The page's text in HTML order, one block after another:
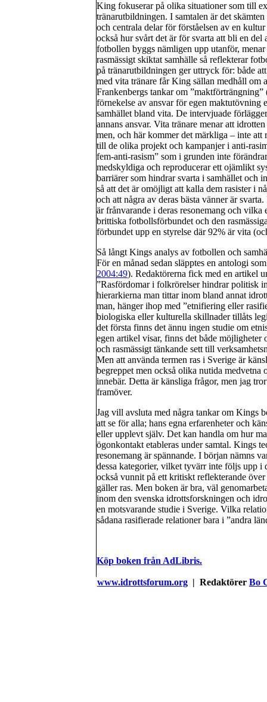
King fokuserar på olika situationer som till
tränarutbildningen. I samtalen är det
och centrala delar för förståelsen av en
också hur svårt det är för svarta att bli en
fotbollen byggs nämligen upp utanför,
rasmässigt skiktat samhälle så reflekterar
på tränarutbildningen ger uttryck för: både
med vita tränare får King sällan medhåll om
Frankenbergs tankar om
förnekelse av ansvar för egen maktutövning
samhället bland vita. De intervjuade
annans ansvar. Vita tränare menar att
men, och här kommer det märkliga – inte
till de olika projekt och kampanjer i anti-
fem-anti-rasism” som i grunden inte
medskyldiga och reproducerar ett ojämlikt
barriärer som hindrar svarta i samhället och
så att det är omöjligt att kalla dem rasister i
och att några av deras bästa vänner är
är frånvarande i deras resonemang och
brittiska fotbollsförbundet och den
förbundet upp en styrelse där 92% är vita
Så långt Kings analys av fotbollen och
För en månad sedan släpptes en antologi
2004:49). Redaktörerna fick med en artikel
”Rasfördomar i folkrörelser hindrar politisk
hierarkierna man tittar inom bland annat
man, hänger ihop med ”etnifiering eller
biologiska eller kulturella skillnader tillåts
det första finns det ännu ingen studie om
egen artikel visar, finns det både
och rasmässigt tänkande sett till
Men att använda termen ras i Sverige är
begreppet men också olika nutida
innebär. Detta är känsliga frågor, men jag
framöver.
Jag vill avsluta med några tankar om Kings
att se för alla; hans egna erfarenheter och
eller upplevt själv. Det kan handla om hur
ögonkontakt etableras under samtal. Kings
resonemang är spännande. I början nämns
dessa kategorier, vilket tyvärr inte följs upp i
också vunnit på ett kritiskt reflekterande
gäller ras. Men boken är bra, väl
inom den svenska idrottsforskningen och
en motsvarande studie i Sverige. Vilka
sådana rasifierade relationer bara i ”andra
Köp boken från AdLibris.
www.idrottsforum.org | Redaktörer Bo